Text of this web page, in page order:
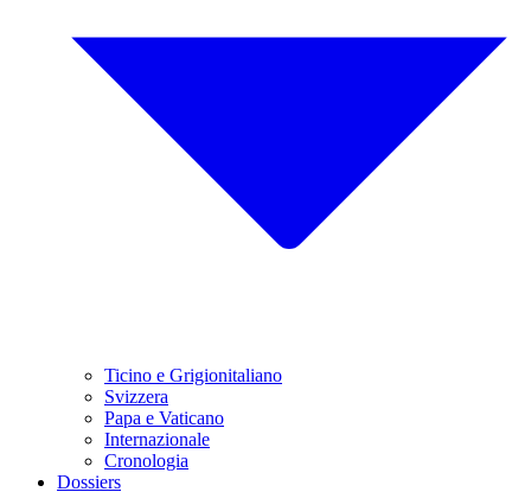
Ticino e Grigionitaliano
Svizzera
Papa e Vaticano
Internazionale
Cronologia
Dossiers